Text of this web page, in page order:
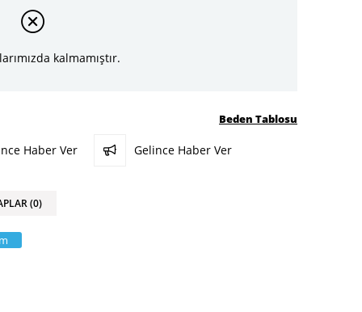
kalmamıştır.
Beden Tablosu
Haber Ver Gelince Haber Ver
(0)